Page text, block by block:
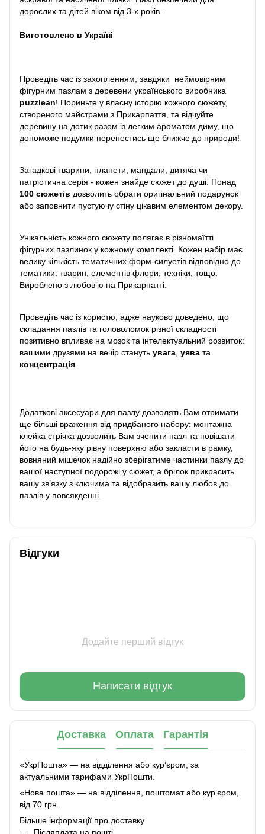
дорослих та дітей віком від 3-х років.
Виготовлено в Україні
Проведіть час із захопленням, завдяки неймовірним
фігурним пазлам з деревени українського виробника
puzzlean! Пориньте у власну історію кожного сюжету,
створеного майстрами з Прикарпаття, та відчуйте
деревину на дотик разом із легким ароматом диму, що
допоможе подумки перенестись ще ближче до природи!
Загадкові тварини, планети, мандали, дитяча чи
патріотична серія - кожен знайде сюжет до душі. Понад
100 сюжетів дозволить обрати оригінальний подарунок
або заповнити пустуючу стіну цікавим елементом декору.
Унікальність кожного сюжету полягає в різномаїтті
фігурних пазлинок у кожному комплекті. Кожен набір має
велику кількість тематичних форм-силуетів відповідно до
тематики: тварин, елементів флори, техніки, тощо.
Вироблено з любов’ю на Прикарпатті.
Проведіть час із користю, адже науково доведено, що
складання пазлів та головоломок різної складності
позитивно впливає на мозок та інтелектуальний розвиток:
вашими друзями на вечір стануть увага уява та
концентрація
Додаткові аксесуари для пазлу дозволять Вам отримати
ще більші враження від придбаного набору: монтажна
клейка стрічка дозволить Вам зчепити пазл та повішати
його на будь-яку рівну поверхню або закласти в рамку,
вовняний мішечок надійно зберігатиме частинки пазлу до
вашої наступної подорожі у сюжет, а брілок прикрасить
вашу зв’язку з ключима та відобразить вашу любов до
пазлів у повсякденні.
Відгуки
Додайте перший відгук
Написати відгук
Доставка Оплата Гарантія
«УкрПошта» — на відділення або курʼєром, за
актуальними тарифами УкрПошти.
«Нова пошта» — на відділення, поштомат або курʼєром,
від 70 грн.
Більше інформації про доставку
Післяплата на пошті